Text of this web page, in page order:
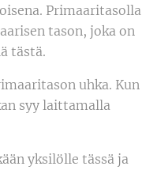
Primaaritasolla
tason, joka on
tästä.
uhka. Kun
syy laittamalla
yksilölle tässä ja